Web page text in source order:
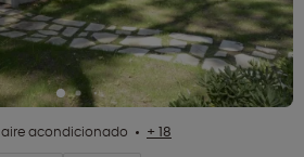
aire acondicionado + 18